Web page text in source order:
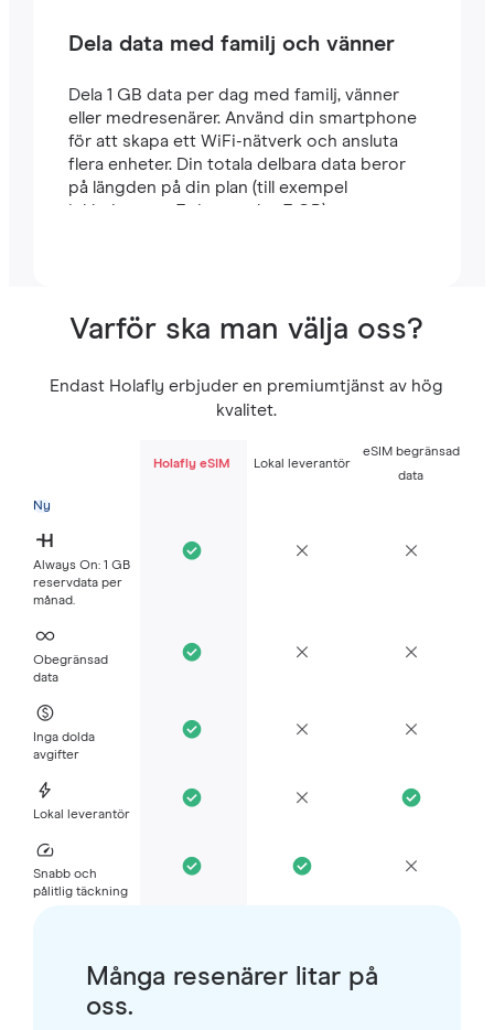
Dela data med familj och vänner
Dela 1 GB data per dag med familj, vänner
eller medresenärer. Använd din smartphone
för att skapa ett WiFi-nätverk och ansluta
flera enheter. Din totala delbara data beror
på längden på din plan (till exempel
inkluderar en 7-dagarsplan 7 GB).
Varför ska man välja oss?
Endast Holafly erbjuder en premiumtjänst av hög
kvalitet.
Holafly eSIM Lokal leverantör
eSIM begränsad
data
Ny
Always On: 1 GB
reservdata per
månad.
Obegränsad
data
Inga dolda
avgifter
Lokal leverantör
Snabb och
pålitlig täckning
Många resenärer litar på
oss.